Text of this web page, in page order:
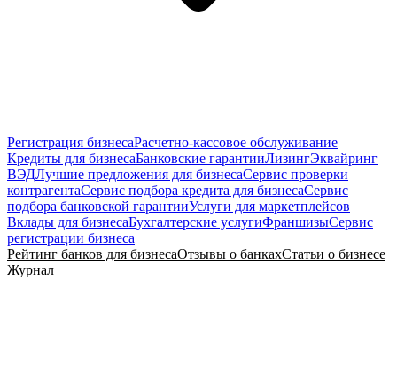
Регистрация бизнесаРасчетно-кассовое обслуживание
Кредиты для бизнесаБанковские гарантииЛизингЭквайринг
ВЭДЛучшие предложения для бизнесаСервис проверки
контрагентаСервис подбора кредита для бизнесаСервис
подбора банковской гарантииУслуги для маркетплейсов
Вклады для бизнесаБухгалтерские услугиФраншизыСервис
регистрации бизнеса
Рейтинг банков для бизнесаОтзывы о банкахСтатьи о бизнесе
Журнал